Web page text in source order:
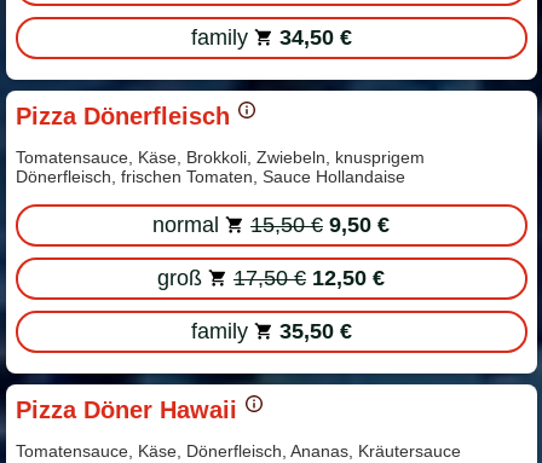
family 34,50 €
Pizza Dönerfleisch
Tomatensauce, Käse, Brokkoli, Zwiebeln, knusprigem
Dönerfleisch, frischen Tomaten, Sauce Hollandaise
normal 15,50 € 9,50 €
groß 17,50 € 12,50 €
family 35,50 €
Pizza Döner Hawaii
Tomatensauce, Käse, Dönerfleisch, Ananas, Kräutersauce